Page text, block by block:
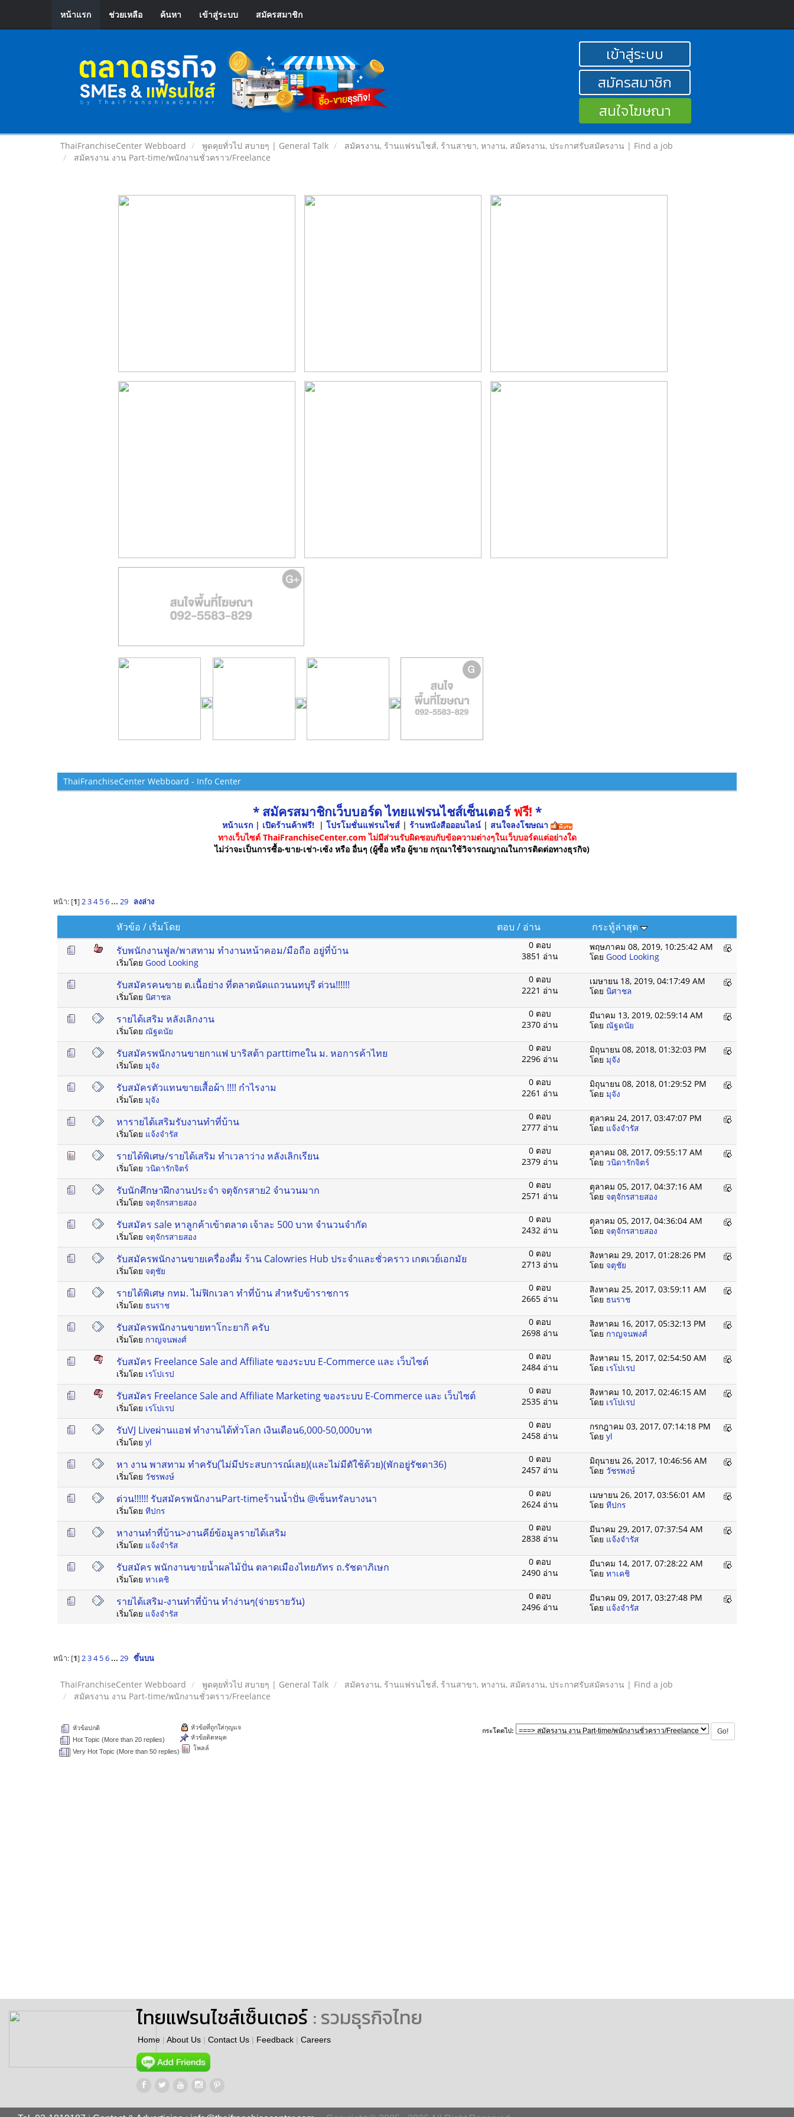
หน้าแรก ช่วยเหลือ ค้นหา เข้าสู่ระบบ สมัครสมาชิก
เข้าสู่ระบบ
สมัครสมาชิก
สนใจโฆษณา
ThaiFranchiseCenter Webboard พูดคุยทั่วไป สบายๆ | General Talk
สมัครงาน, ร้านแฟรนไชส์, ร้านสาขา, หางาน, สมัครงาน, ประกาศรับสมัครงาน | Find a job
สมัครงาน งาน Part-time/พนักงานชั่วคราว/Freelance
ThaiFranchiseCenter Webboard - Info Center
* สมัครสมาชิกเว็บบอร์ด ไทยแฟรนไชส์เซ็นเตอร์ฟรี! *
หน้าแรก| เปิดร้านค้าฟรี! | โปรโมชั่นแฟรนไชส์ | ร้านหนังสือออนไลน์ | สนใจลงโฆษณา
ทางเว็บไซต์ ThaiFranchiseCenter.com ไม่มีส่วนรับผิดชอบกับข้อความต่างๆในเว็บบอร์ดแต่อย่างใด
ไม่ว่าจะเป็นการซื้อ-ขาย-เช่า-เซ้ง หรือ อื่นๆ (ผู้ซื้อ หรือ ผู้ขาย กรุณาใช้วิจารณญาณในการติดต่อทางธุรกิจ)
หน้า: [1]2 3 4 5 6 ... 29 ลงล่าง
หัวข้อ / เริ่มโดย ตอบ / อ่าน
กระทู้ล่าสุด
รับพนักงานฟูล/พาสทาม ทำงานหน้าคอม/มือถือ อยู่ที่บ้าน
เริ่มโดย Good Looking
0 ตอบ
3851 อ่าน
พฤษภาคม 08, 2019, 10:25:42 AM
โดย Good Looking
รับสมัครคนขาย ต.เนื้อย่าง ที่ตลาดนัดแถวนนทบุรี ด่วน!!!!!!
เริ่มโดย นิศาชล
0 ตอบ
2221 อ่าน
เมษายน 18, 2019, 04:17:49 AM
โดย นิศาชล
รายได้เสริม หลังเลิกงาน
เริ่มโดย ณัฐดนัย
0 ตอบ
2370 อ่าน
มีนาคม 13, 2019, 02:59:14 AM
โดย ณัฐดนัย
รับสมัครพนักงานขายกาแฟ บาริสต้า parttimeใน ม. หอการค้าไทย
เริ่มโดย มุจัง
0 ตอบ
2296 อ่าน
มิถุนายน 08, 2018, 01:32:03 PM
โดย มุจัง
รับสมัครตัวแทนขายเสื้อผ้า !!!! กำไรงาม
เริ่มโดย มุจัง
0 ตอบ
2261 อ่าน
มิถุนายน 08, 2018, 01:29:52 PM
โดย มุจัง
หารายได้เสริมรับงานทำที่บ้าน
เริ่มโดย แจ้งจำรัส
0 ตอบ
2777 อ่าน
ตุลาคม 24, 2017, 03:47:07 PM
โดย แจ้งจำรัส
รายได้พิเศษ/รายได้เสริม ทำเวลาว่าง หลังเลิกเรียน
เริ่มโดย วนิดารักจิตร์
0 ตอบ
2379 อ่าน
ตุลาคม 08, 2017, 09:55:17 AM
โดย วนิดารักจิตร์
รับนักศึกษาฝึกงานประจำ จตุจักรสาย2 จำนวนมาก
เริ่มโดย จตุจักรสายสอง
0 ตอบ
2571 อ่าน
ตุลาคม 05, 2017, 04:37:16 AM
โดย จตุจักรสายสอง
รับสมัคร sale หาลูกค้าเข้าตลาด เจ้าละ 500 บาท จำนวนจำกัด
เริ่มโดย จตุจักรสายสอง
0 ตอบ
2432 อ่าน
ตุลาคม 05, 2017, 04:36:04 AM
โดย จตุจักรสายสอง
รับสมัครพนักงานขายเครื่องดื่ม ร้าน Calowries Hub ประจำและชั่วคราว เกตเวย์เอกมัย
เริ่มโดย จตุชัย
0 ตอบ
2713 อ่าน
สิงหาคม 29, 2017, 01:28:26 PM
โดย จตุชัย
รายได้พิเศษ กทม. ไม่ฟิกเวลา ทำที่บ้าน สำหรับข้าราชการ
เริ่มโดย ธนราช
0 ตอบ
2665 อ่าน
สิงหาคม 25, 2017, 03:59:11 AM
โดย ธนราช
รับสมัครพนักงานขายทาโกะยากิ ครับ
เริ่มโดย กาญจนพงศ์
0 ตอบ
2698 อ่าน
สิงหาคม 16, 2017, 05:32:13 PM
โดย กาญจนพงศ์
รับสมัคร Freelance Sale and Affiliate ของระบบ E-Commerce และ เว็บไซต์
เริ่มโดย เรโปเรป
0 ตอบ
2484 อ่าน
สิงหาคม 15, 2017, 02:54:50 AM
โดย เรโปเรป
รับสมัคร Freelance Sale and Affiliate Marketing ของระบบ E-Commerce และ เว็บไซต์
เริ่มโดย เรโปเรป
0 ตอบ
2535 อ่าน
สิงหาคม 10, 2017, 02:46:15 AM
โดย เรโปเรป
รับVJ Liveผ่านแอฟ ทำงานได้ทั่วโลก เงินเดือน6,000-50,000บาท
เริ่มโดย yl
0 ตอบ
2458 อ่าน
กรกฎาคม 03, 2017, 07:14:18 PM
โดย yl
หา งาน พาสทาม ทำครับ(ไม่มีประสบการณ์เลย)(และไม่มีตัใช้ด้วย)(พักอยู่รัชดา36)
เริ่มโดย วัชรพงษ์
0 ตอบ
2457 อ่าน
มิถุนายน 26, 2017, 10:46:56 AM
โดย วัชรพงษ์
ด่วน!!!!!! รับสมัครพนักงานPart-timeร้านน้ำปั่น @เซ็นทรัลบางนา
เริ่มโดย ทีปกร
0 ตอบ
2624 อ่าน
เมษายน 26, 2017, 03:56:01 AM
โดย ทีปกร
หางานทำที่บ้าน>งานคีย์ข้อมูลรายได้เสริม
เริ่มโดย แจ้งจำรัส
0 ตอบ
2838 อ่าน
มีนาคม 29, 2017, 07:37:54 AM
โดย แจ้งจำรัส
รับสมัคร พนักงานขายน้ำผลไม้ปั่น ตลาดเมืองไทยภัทร ถ.รัชดาภิเษก
เริ่มโดย ทาเคชิ
0 ตอบ
2490 อ่าน
มีนาคม 14, 2017, 07:28:22 AM
โดย ทาเคชิ
รายได้เสริม-งานทำที่บ้าน ทำง่านๆ(จ่ายรายวัน)
เริ่มโดย แจ้งจำรัส
0 ตอบ
2496 อ่าน
มีนาคม 09, 2017, 03:27:48 PM
โดย แจ้งจำรัส
หน้า: [1]2 3 4 5 6 ... 29 ขึ้นบน
ThaiFranchiseCenter Webboard พูดคุยทั่วไป สบายๆ | General Talk
สมัครงาน, ร้านแฟรนไชส์, ร้านสาขา, หางาน, สมัครงาน, ประกาศรับสมัครงาน | Find a job
สมัครงาน งาน Part-time/พนักงานชั่วคราว/Freelance
กระโดดไป:
หัวข้อปกติ
Hot Topic (More than 20 replies)
Very Hot Topic (More than 50 replies)
หัวข้อที่ถูกใส่กุญแจ
หัวข้อติดหมุด
โพลล์
ไทยแฟรนไชส์เซ็นเตอร์ : รวมธุรกิจไทย
Home | About Us | Contact Us | Feedback | Careers